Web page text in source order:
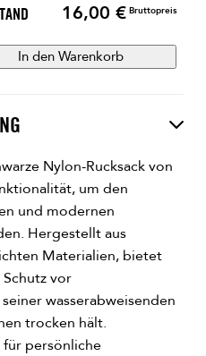
Preis
16,00 € Bruttopreis
In den Warenkorb
Nylon-Rucksack von
um den
und modernen
Hergestellt aus
Materialien, bietet
vor
wasserabweisenden
trocken hält.
für persönliche